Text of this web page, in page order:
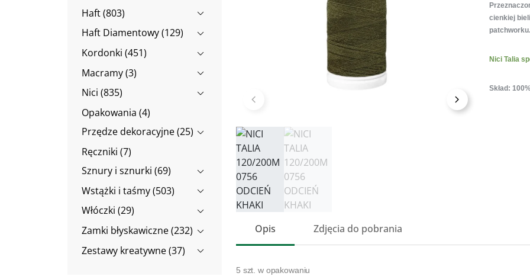
Haft (803)
Haft Diamentowy (129)
Kordonki (451)
Macramy (3)
Nici (835)
Opakowania (4)
Przędze dekoracyjne (25)
Ręczniki (7)
Sznury i sznurki (69)
Wstążki i taśmy (503)
Włóczki (29)
Zamki błyskawiczne (232)
Zestawy kreatywne (37)
Poprzedni Następny
cienkiej
patchworku.
Nici Talia
Skład:
Opis Zdjęcia do pobrania
5 szt. w opakowaniu